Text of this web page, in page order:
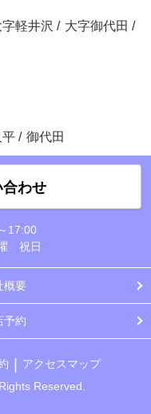
字軽井沢 / 大字御代田 /
平 / 御代田
わせ
17:00
祝日
概要
予約
アクセスマップ
Reserved.